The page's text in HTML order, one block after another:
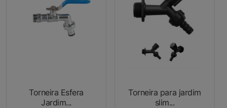
Torneira Esfera
Jardim...
Torneira para jardim
slim...